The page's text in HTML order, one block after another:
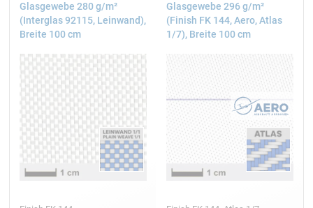
Häufige Fragen beim Drohnenbau (FAQ)
Welche Carbon-Plattendicke für Racing-
2-3 mm Carbon-Platten bieten optimales Gewicht-
Festigkeitsverhältnis für Racing-Anwendungen.
Können Glasfaser-Materialien verwendet
Glasgewebe 280 g/m²
(Interglas 92115, Leinwand),
Breite 100 cm
Glasgewebe 296 g/m²
(Finish FK 144, Aero, Atlas
1/7), Breite 100 cm